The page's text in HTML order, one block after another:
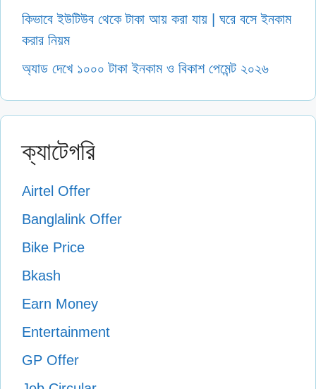
কিভাবে ইউটিউব থেকে টাকা আয় করা যায় | ঘরে বসে ইনকাম
করার নিয়ম
অ্যাড দেখে ১০০০ টাকা ইনকাম ও বিকাশ পেমেন্ট ২০২৬
ক্যাটেগরি
Airtel Offer
Banglalink Offer
Bike Price
Bkash
Earn Money
Entertainment
GP Offer